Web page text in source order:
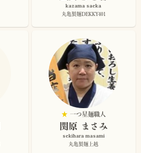
kazama saeka
丸亀製麺DEKKY401
★ 一つ星麺職人
関原 まさみ
sekihara masami
丸亀製麺上越